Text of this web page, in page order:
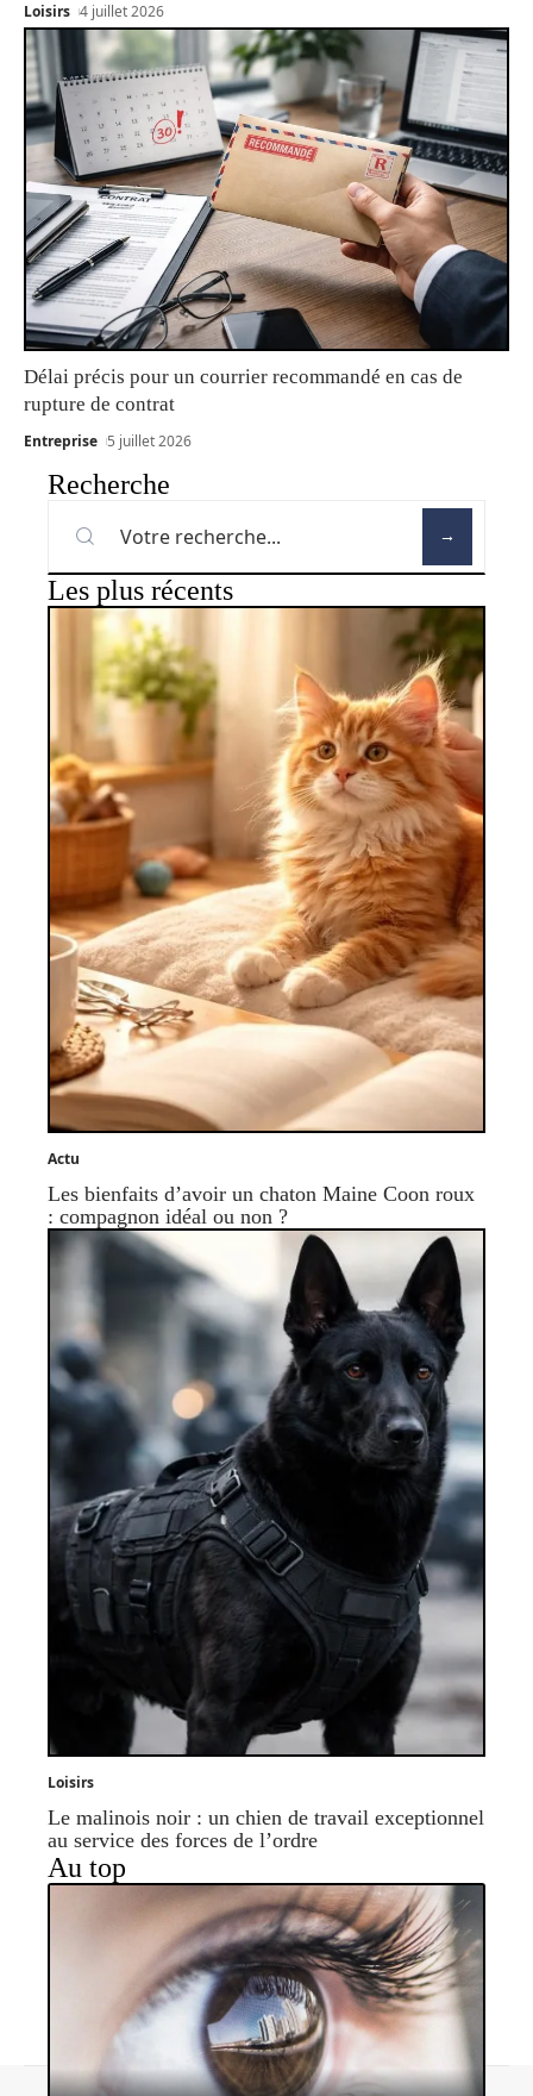
Loisirs 4 juillet 2026
Délai précis pour un courrier recommandé en cas de
rupture de contrat
Entreprise 5 juillet 2026
Recherche
Les plus récents
Actu
Les bienfaits d’avoir un chaton Maine Coon roux
: compagnon idéal ou non ?
Loisirs
Le malinois noir : un chien de travail exceptionnel
au service des forces de l’ordre
Au top